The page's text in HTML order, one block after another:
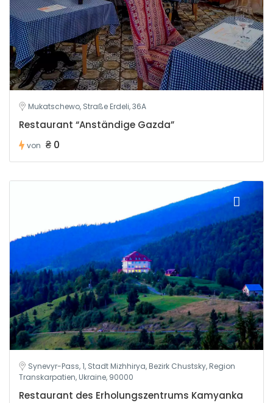
Mukatschewo, Straße Erdeli, 36A
Restaurant “Anständige Gazda”
von ₴ 0
Synevyr-Pass, 1, Stadt Mizhhirya, Bezirk Chustsky, Region
Transkarpatien, Ukraine, 90000
Restaurant des Erholungszentrums Kamyanka